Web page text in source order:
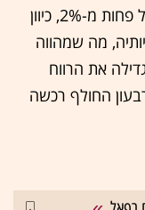
בתשואת הדיבידנד של אפל שעומדת על פחות מ-2%, כיוון
מה שמהווה
את הרווח
החולף רכשה